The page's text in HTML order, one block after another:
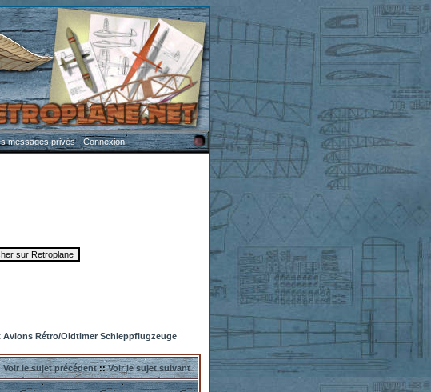
messages privés-Connexion
Avions Rétro/Oldtimer Schleppflugzeuge
Voir le sujet précédent::Voir le sujet suivant